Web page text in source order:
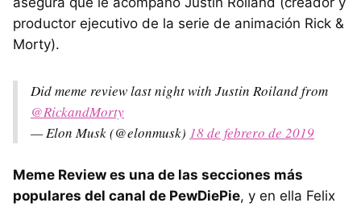
productor ejecutivo de la serie de animación Rick &
Morty).
Did meme review last night with Justin Roiland from
@RickandMorty
— Elon Musk (@elonmusk) 18 de febrero de 2019
Meme Review es una de las secciones más
populares del canal de PewDiePie, y en ella Felix